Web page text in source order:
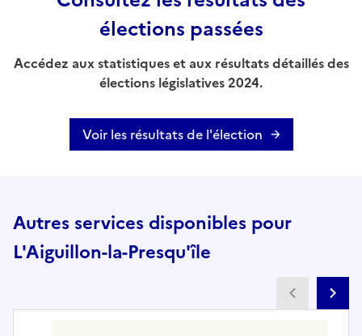
élections passées
Accédez aux statistiques et aux résultats détaillés des
élections législatives 2024.
Voir les résultats de l'élection
Autres services disponibles pour
L'Aiguillon-la-Presqu'île